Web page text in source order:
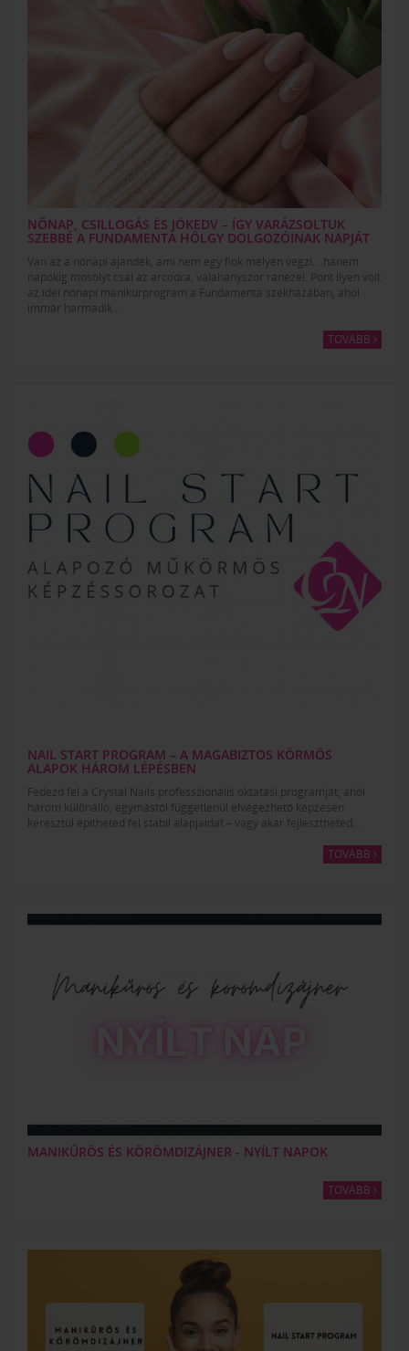
NŐNAP, CSILLOGÁS ÉS JÓKEDV – ÍGY VARÁZSOLTUK
SZEBBÉ A FUNDAMENTA HÖLGY DOLGOZÓINAK NAPJÁT
Van az a nőnapi ajándék, ami nem egy fiók mélyén végzi… hanem
napokig mosolyt csal az arcodra, valahányszor ránézel. Pont ilyen volt
az idei nőnapi manikűrprogram a Fundamenta székházában, ahol
immár harmadik...
TOVÁBB
NAIL START PROGRAM – A MAGABIZTOS KÖRMÖS
ALAPOK HÁROM LÉPÉSBEN
Fedezd fel a Crystal Nails professzionális oktatási programját, ahol
három különálló, egymástól függetlenül elvégezhető képzésen
keresztül építheted fel stabil alapjaidat – vagy akár fejlesztheted...
TOVÁBB
MANIKŰRÖS ÉS KÖRÖMDIZÁJNER - NYÍLT NAPOK
TOVÁBB